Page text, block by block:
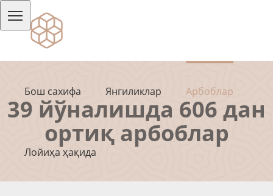
Бош сахифа Янгиликлар Арбоблар
Лойиҳа ҳақида
39 йўналишда 606 дан
ортиқ арбоблар